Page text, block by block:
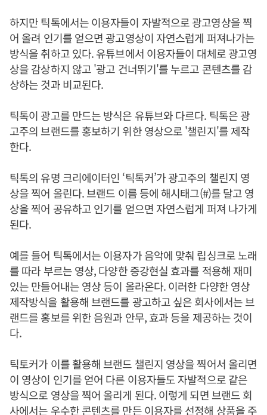
하지만 틱톡에서는 이용자들이 자발적으로 광고영상을 찍
어 올려 인기를 얻으면 광고영상이 자연스럽게 퍼져나가는
방식을 취하고 있다. 유튜브에서 이용자들이 대체로 광고영
상을 감상하지 않고 '광고 건너뛰기'를 누르고 콘텐츠를 감
상하는 것과 비교된다.
틱톡이 광고를 만드는 방식은 유튜브와 다르다. 틱톡은 광
고주의 브랜드를 홍보하기 위한 영상으로 '챌린지'를 제작
한다.
틱톡의 유명 크리에이터인 ‘틱톡커’가 광고주의 챌린지 영
상을 찍어 올린다. 브랜드 이름 등에 해시태그(#)를 달고 영
상을 찍어 공유하고 인기를 얻으면 자연스럽게 퍼져 나가게
된다.
예를 들어 틱톡에서는 이용자가 음악에 맞춰 립싱크로 노래
를 따라 부르는 영상, 다양한 증강현실 효과를 적용해 재미
있는 만들어내는 영상 등이 올라온다. 이러한 다양한 영상
제작방식을 활용해 브랜드를 광고하고 싶은 회사에서는 브
랜드를 홍보를 위한 음원과 안무, 효과 등을 제공하는 것이
다.
틱토커가 이를 활용해 브랜드 챌린지 영상을 찍어서 올리면
이 영상이 인기를 얻어 다른 이용자들도 자발적으로 같은
방식으로 영상을 찍어 올리게 된다. 이렇게 되면 브랜드 회
사에서는 우수한 콘텐츠를 만든 이용자를 선정해 상품을 주